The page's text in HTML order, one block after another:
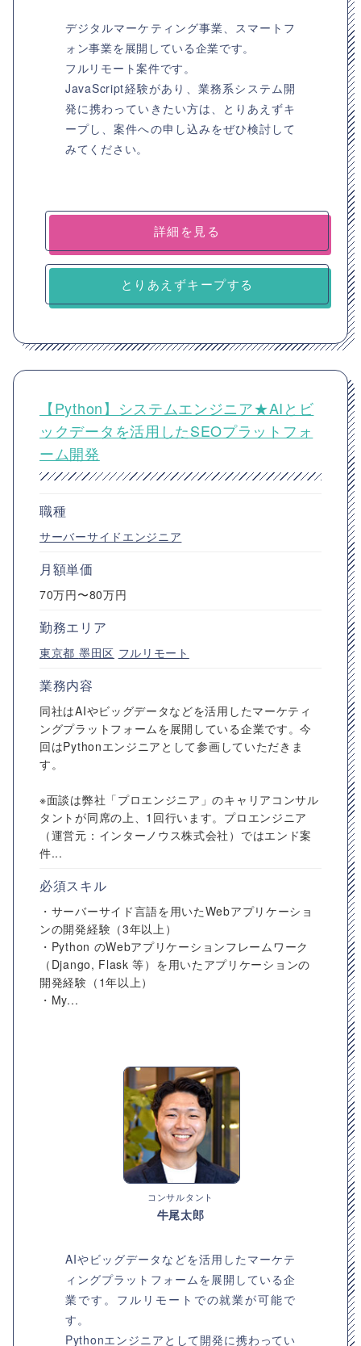
デジタルマーケティング事業、スマートフ
ォン事業を展開している企業です。
フルリモート案件です。
JavaScript経験があり、業務系システム開
発に携わっていきたい方は、とりあえずキ
ープし、案件への申し込みをぜひ検討して
みてください。
詳細を見る
とりあえずキープする
【Python】システムエンジニア★AIとビ
ックデータを活用したSEOプラットフォ
ーム開発
職種
サーバーサイドエンジニア
月額単価
70万円〜80万円
勤務エリア
東京都 墨田区 フルリモート
業務内容
同社はAIやビッグデータなどを活用したマーケティ
ングプラットフォームを展開している企業です。今
回はPythonエンジニアとして参画していただきま
す。
※面談は弊社「プロエンジニア」のキャリアコンサル
タントが同席の上、1回行います。プロエンジニア
（運営元：インターノウス株式会社）ではエンド案
件...
必須スキル
・サーバーサイド言語を用いたWebアプリケーショ
ンの開発経験（3年以上）
・Python のWebアプリケーションフレームワーク
（Django, Flask 等）を用いたアプリケーションの
開発経験（1年以上）
・My...
コンサルタント
牛尾太郎
AIやビッグデータなどを活用したマーケテ
ィングプラットフォームを展開している企
業です。フルリモートでの就業が可能で
す。
Pythonエンジニアとして開発に携わってい